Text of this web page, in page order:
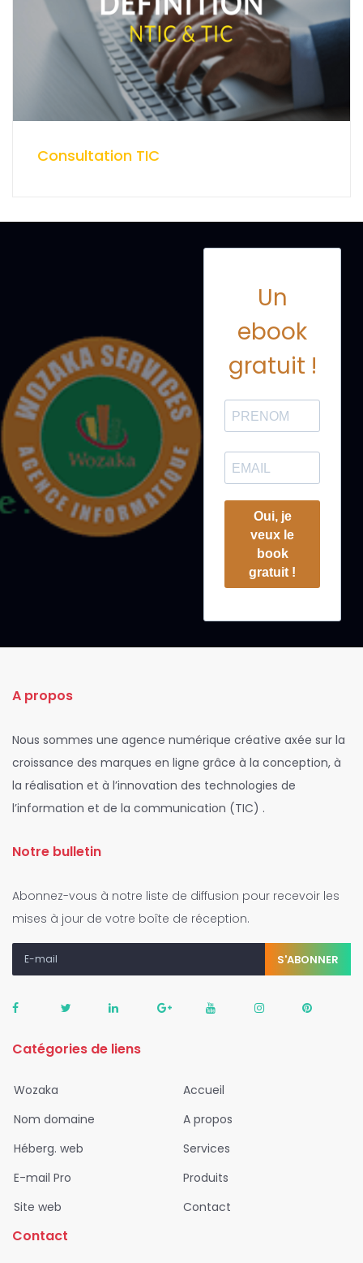
Consultation TIC
Un
ebook
gratuit !
Oui, je
veux le
book
gratuit !
A propos
Nous sommes une agence numérique créative axée sur la
croissance des marques en ligne grâce à la conception, à
la réalisation et à l’innovation des technologies de
l’information et de la communication (TIC) .
Notre bulletin
Abonnez-vous à notre liste de diffusion pour recevoir les
mises à jour de votre boîte de réception.
S'ABONNER
Catégories de liens
Wozaka
Accueil
Nom domaine
A propos
Héberg. web
Services
E-mail Pro
Produits
Site web
Contact
Contact